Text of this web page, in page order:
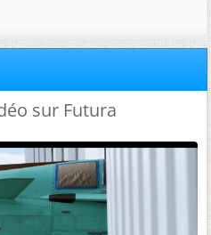
sur Futura